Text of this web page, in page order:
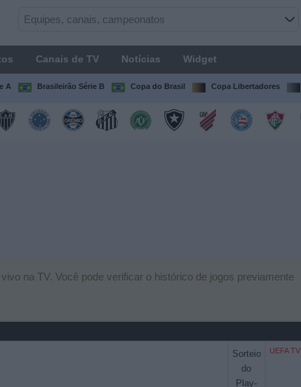
Canais de TV Notícias Widget
A Brasileirão Série B Copa do Brasil Copa Libertadores
na TV. Você pode verificar o histórico de jogos previamente
Sorteio
do
Play-
UEFA TV